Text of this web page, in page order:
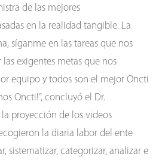
de las mejores
en la realidad tangible. La
síganme en las tareas que nos
exigentes metas que nos
equipo y todos son el mejor Oncti
Oncti!”, concluyó el Dr.
proyección de los videos
la diaria labor del ente
sistematizar, categorizar, analizar e